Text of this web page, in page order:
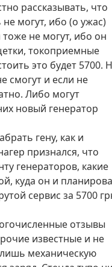
рассказывать, что
могут, ибо (о ужас)
не могут, ибо он
токоприемные
это будет 5700.
смогут и если не
Либо могут
новый генератор
гену, как и
признался, что
генераторов, какие
куда он и
сервис за 5700
отзывы
известные и не
механическую